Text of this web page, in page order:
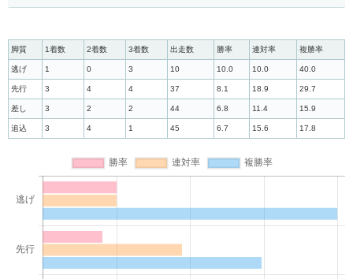
脚質 1着数 2着数 3着数 出走数 勝率 連対率 複勝率
逃げ 1 0 3 10 10.0 10.0 40.0
先行 3 4 4 37 8.1 18.9 29.7
差し 3 2 2 44 6.8 11.4 15.9
追込 3 4 1 45 6.7 15.6 17.8